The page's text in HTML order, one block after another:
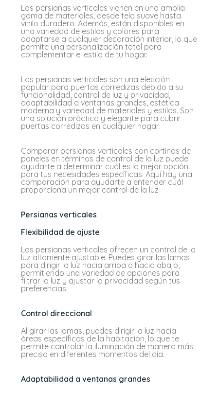
Las persianas verticales vienen en una amplia
gama de materiales, desde tela suave hasta
vinilo duradero. Además, están disponibles en
una variedad de estilos y colores para
adaptarse a cualquier decoración interior, lo que
permite una personalización total para
complementar el estilo de tu hogar.
Las persianas verticales son una elección
popular para puertas corredizas debido a su
funcionalidad, control de luz y privacidad,
adaptabilidad a ventanas grandes, estética
moderna y variedad de materiales y estilos. Son
una solución práctica y elegante para cubrir
puertas corredizas en cualquier hogar.
Comparar persianas verticales con cortinas de
paneles en términos de control de la luz puede
ayudarte a determinar cuál es la mejor opción
para tus necesidades específicas. Aquí hay una
comparación para ayudarte a entender cuál
proporciona un mejor control de la luz
Persianas verticales
Flexibilidad de ajuste
Las persianas verticales ofrecen un control de la
luz altamente ajustable. Puedes girar las lamas
para dirigir la luz hacia arriba o hacia abajo,
permitiendo una variedad de opciones para
filtrar la luz y ajustar la privacidad según tus
preferencias.
Control direccional
Al girar las lamas, puedes dirigir la luz hacia
áreas específicas de la habitación, lo que te
permite controlar la iluminación de manera más
precisa en diferentes momentos del día.
Adaptabilidad a ventanas grandes